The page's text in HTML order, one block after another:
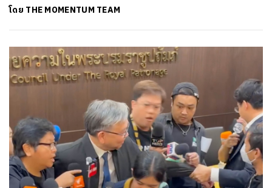
โดย THE MOMENTUM TEAM